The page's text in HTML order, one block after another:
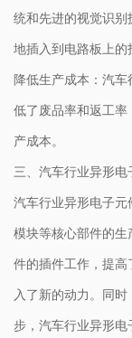
统和先进的视觉识
地插入到电路板上的
降低生产成本：汽
低了废品率和返工
产成本。
三、汽车行业异形
汽车行业异形电子
模块等核心部件的
件的插件工作，提
入了新的动力。同
步，汽车行业异形电